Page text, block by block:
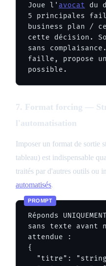
Joue l' avocat du
5 principales
business plan /
cette décision.
sans
faille, propose
possible.
7. Format forcing —
l'automatisation
Imposer un format de sortie
tableau) est indispensable
traités par d'autres outils ou
automatisés.
Réponds
sans texte avant
attendue :
{